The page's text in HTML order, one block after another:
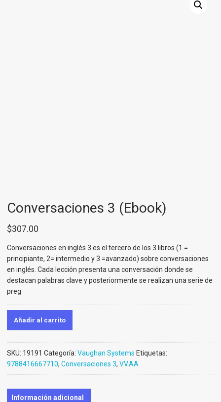
Conversaciones 3 (Ebook)
$307.00
Conversaciones en inglés 3 es el tercero de los 3 libros (1 =
principiante, 2= intermedio y 3 =avanzado) sobre conversaciones
en inglés. Cada lección presenta una conversación donde se
destacan palabras clave y posteriormente se realizan una serie de
preg
Añadir al carrito
SKU: 19191 Categoría: Vaughan Systems Etiquetas:
9788416667710, Conversaciones 3, VV.AA
Información adicional